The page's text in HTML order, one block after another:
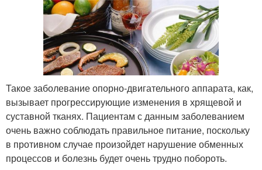
Такое заболевание опорно-двигательного аппарата, как,
вызывает прогрессирующие изменения в хрящевой и
суставной тканях. Пациентам с данным заболеванием
очень важно соблюдать правильное питание, поскольку
в противном случае произойдет нарушение обменных
процессов и болезнь будет очень трудно побороть.